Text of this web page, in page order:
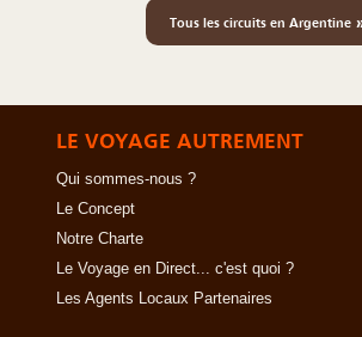
Tous les circuits en Argentine
LE VOYAGE AUTREMENT
Qui sommes-nous ?
Le Concept
Notre Charte
Le Voyage en Direct... c'est quoi ?
Les Agents Locaux Partenaires